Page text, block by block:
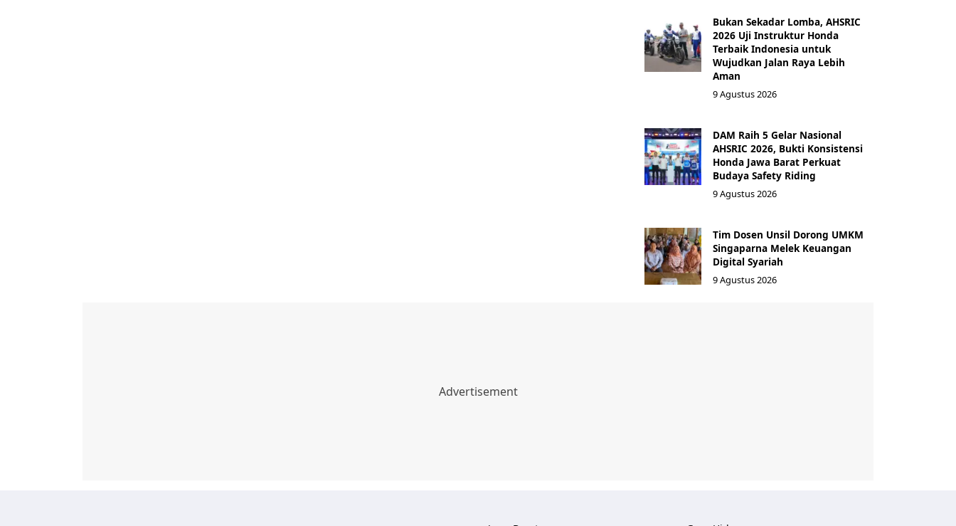
Bukan Sekadar Lomba, AHSRIC
2026 Uji Instruktur Honda
Terbaik Indonesia untuk
Wujudkan Jalan Raya Lebih
Aman
9 Agustus 2026
DAM Raih 5 Gelar Nasional
AHSRIC 2026, Bukti Konsistensi
Honda Jawa Barat Perkuat
Budaya Safety Riding
9 Agustus 2026
Tim Dosen Unsil Dorong UMKM
Singaparna Melek Keuangan
Digital Syariah
9 Agustus 2026